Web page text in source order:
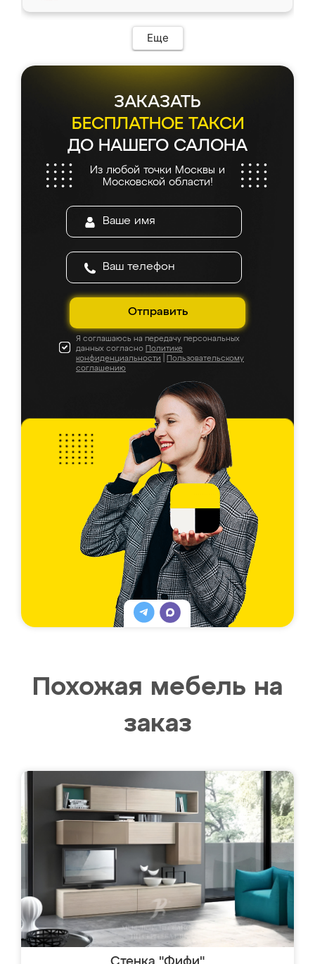
Еще
ЗАКАЗАТЬ
БЕСПЛАТНОЕ ТАКСИ
ДО НАШЕГО САЛОНА
Из любой точки Москвы и
Московской области!
Отправить
Я соглашаюсь на передачу персональных
данных согласно Политике
конфиденциальности
Пользовательскому
соглашению
Похожая мебель на
заказ